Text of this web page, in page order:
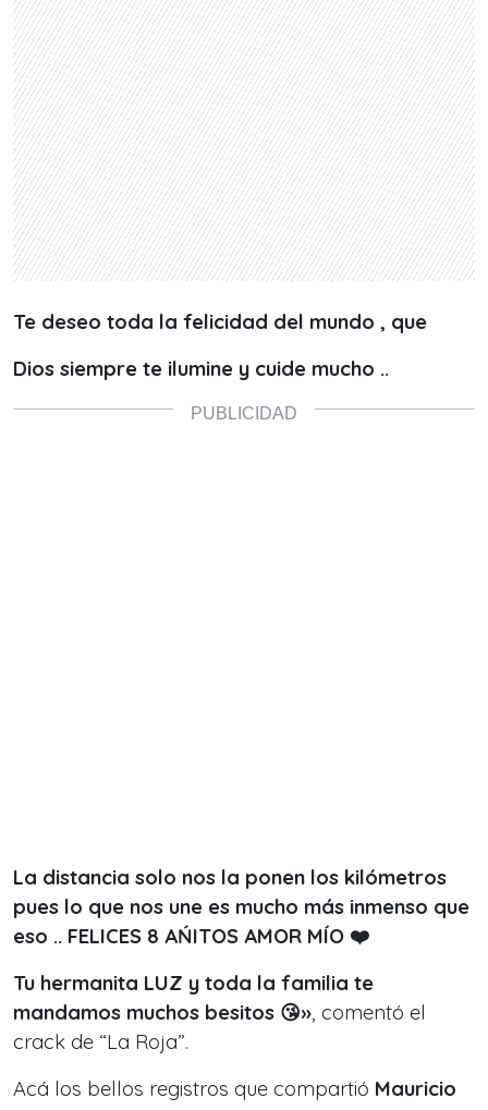
Te deseo toda la felicidad del mundo , que
Dios siempre te ilumine y cuide mucho ..
La distancia solo nos la ponen los kilómetros
pues lo que nos une es mucho más inmenso que
eso .. FELICES 8 AŃITOS AMOR MÍO ❤️
Tu hermanita LUZ y toda la familia te
mandamos muchos besitos 😘», comentó el
crack de “La Roja”.
Acá los bellos registros que compartió Mauricio